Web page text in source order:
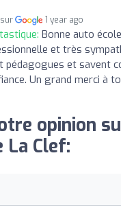
1 year ago
Bonne auto
et très
pédagogues et savent
Un grand merci à
opinion
La Clef: